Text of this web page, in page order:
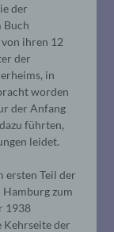
der
Buch
ihren 12
der
in
worden
der Anfang
führten,
leidet.
ersten Teil der
zum
1938
Kehrseite der